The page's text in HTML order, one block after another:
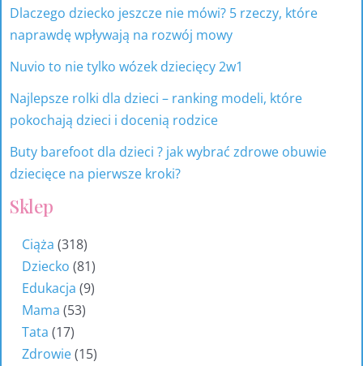
Dlaczego dziecko jeszcze nie mówi? 5 rzeczy, które
naprawdę wpływają na rozwój mowy
Nuvio to nie tylko wózek dziecięcy 2w1
Najlepsze rolki dla dzieci – ranking modeli, które
pokochają dzieci i docenią rodzice
Buty barefoot dla dzieci ? jak wybrać zdrowe obuwie
dziecięce na pierwsze kroki?
Sklep
Ciąża 318
Dziecko 81
Edukacja 9
Mama 53
Tata 17
Zdrowie 15